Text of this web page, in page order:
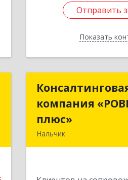
Отправить
Показать
Отправить
Назад
компания
плюс»
Нальчик
компания